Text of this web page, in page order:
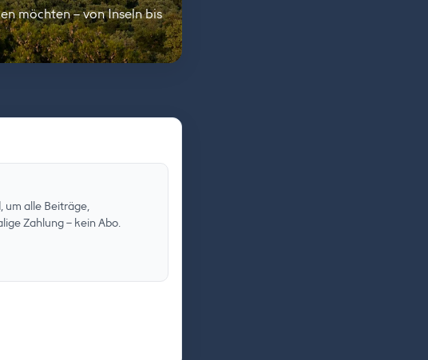
möchten – von Inseln bis
um alle Beiträge,
Zahlung – kein Abo.